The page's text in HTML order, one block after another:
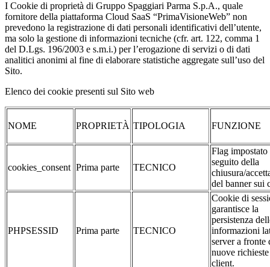
I Cookie di proprietà di Gruppo Spaggiari Parma S.p.A., quale
fornitore della piattaforma Cloud SaaS “PrimaVisioneWeb” non
prevedono la registrazione di dati personali identificativi dell’utente,
ma solo la gestione di informazioni tecniche (cfr. art. 122, comma 1
del D.Lgs. 196/2003 e s.m.i.) per l’erogazione di servizi o di dati
analitici anonimi al fine di elaborare statistiche aggregate sull’uso del
Sito.
Elenco dei cookie presenti sul Sito web
NOME PROPRIETÀ TIPOLOGIA FUNZIONE
cookies_consent Prima parte TECNICO
Flag impostato
seguito della
chiusura/
del banner sui
PHPSESSID Prima parte TECNICO
Cookie di
garantisce la
persistenza
informazioni
server a fronte
nuove
client.